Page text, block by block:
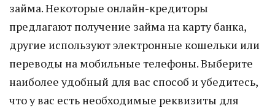
займа. Некоторые онлайн-кредиторы
предлагают получение займа на карту банка,
другие используют электронные кошельки или
переводы на мобильные телефоны. Выберите
наиболее удобный для вас способ и убедитесь,
что у вас есть необходимые реквизиты для